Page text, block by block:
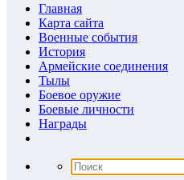
Главная
Карта сайта
Военные события
История
Армейские соединения
Тылы
Боевое оружие
Боевые личности
Награды